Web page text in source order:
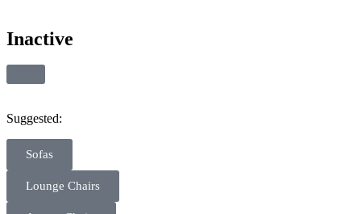
Inactive
Suggested:
Sofas
Lounge Chairs